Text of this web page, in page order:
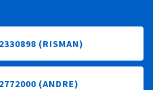
(RISMAN)
(ANDRE)